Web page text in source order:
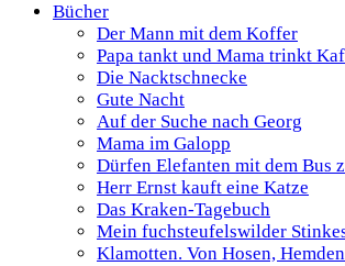
Bücher
Der Mann mit dem Koffer
Papa tankt und Mama trinkt
Die Nacktschnecke
Gute Nacht
Auf der Suche nach Georg
Mama im Galopp
Dürfen Elefanten mit dem Bus
Herr Ernst kauft eine Katze
Das Kraken-Tagebuch
Mein fuchsteufelswilder
Klamotten. Von Hosen,